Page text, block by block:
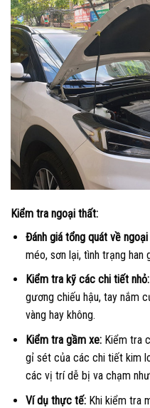
Kiểm tra ngoại thất:
Đánh giá tổng quát về ngoại
méo, sơn lại, tình trạng han
Kiểm tra kỹ các chi tiết nhỏ:
gương chiếu hậu, tay nắm
vàng hay không.
Kiểm tra gầm xe:Kiểm tra
gỉ sét của các chi tiết kim
các vị trí dễ bị va chạm
Ví dụ thực tế:Khi kiểm tra